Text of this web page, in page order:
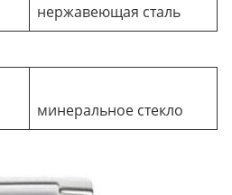
нержавеющая сталь
минеральное стекло